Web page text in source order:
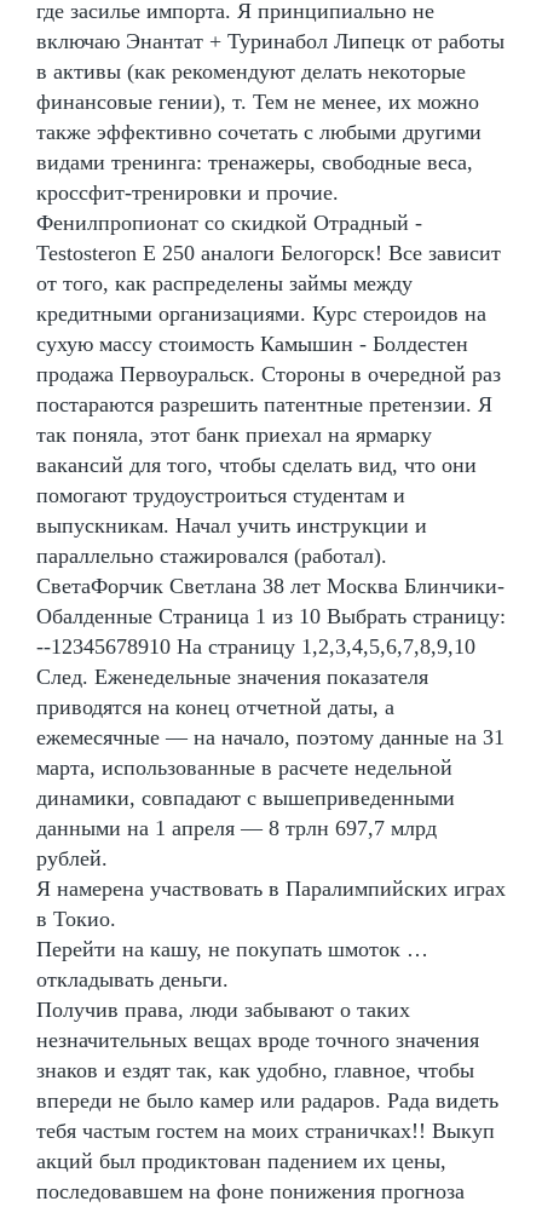
где засилье импорта. Я принципиально не
включаю Энантат + Туринабол Липецк от работы
в активы (как рекомендуют делать некоторые
финансовые гении), т. Тем не менее, их можно
также эффективно сочетать с любыми другими
видами тренинга: тренажеры, свободные веса,
кроссфит-тренировки и прочие.
Фенилпропионат со скидкой Отрадный -
Testosteron E 250 аналоги Белогорск! Все зависит
от того, как распределены займы между
кредитными организациями. Курс стероидов на
сухую массу стоимость Камышин - Болдестен
продажа Первоуральск. Стороны в очередной раз
постараются разрешить патентные претензии. Я
так поняла, этот банк приехал на ярмарку
вакансий для того, чтобы сделать вид, что они
помогают трудоустроиться студентам и
выпускникам. Начал учить инструкции и
параллельно стажировался (работал).
СветаФорчик Светлана 38 лет Москва Блинчики-
Обалденные Страница 1 из 10 Выбрать страницу:
--12345678910 На страницу 1,2,3,4,5,6,7,8,9,10
След. Еженедельные значения показателя
приводятся на конец отчетной даты, а
ежемесячные — на начало, поэтому данные на 31
марта, использованные в расчете недельной
динамики, совпадают с вышеприведенными
данными на 1 апреля — 8 трлн 697,7 млрд
рублей.
Я намерена участвовать в Паралимпийских играх
в Токио.
Перейти на кашу, не покупать шмоток …
откладывать деньги.
Получив права, люди забывают о таких
незначительных вещах вроде точного значения
знаков и ездят так, как удобно, главное, чтобы
впереди не было камер или радаров. Рада видеть
тебя частым гостем на моих страничках!! Выкуп
акций был продиктован падением их цены,
последовавшем на фоне понижения прогноза